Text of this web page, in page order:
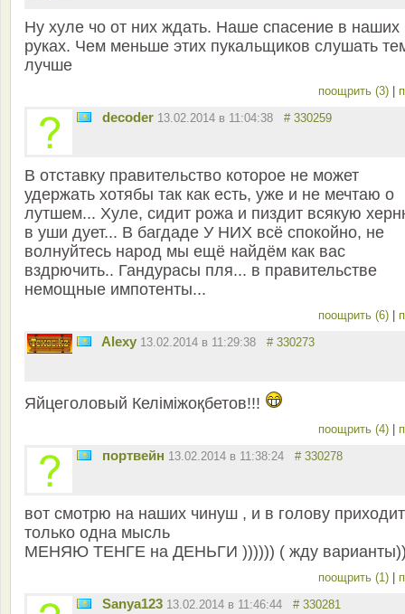
Ну хуле чо от них ждать. Наше спасение в наших
руках. Чем меньше этих пукальщиков слушать
лучше
поощрить (3)
decoder 13.02.2014 в 11:04:38 # 330259
В отставку правительство которое не может
удержать хотябы так как есть, уже и не мечтаю о
лутшем... Хуле, сидит рожа и пиздит всякую
в уши дует... В багдаде У НИХ всё спокойно, не
волнуйтесь народ мы ещё найдём как вас
вздрючить.. Гандурасы пля... в правительстве
немощные импотенты...
поощрить (6)
Alexy 13.02.2014 в 11:29:38 # 330273
Яйцеголовый Келіміжоқбетов!!!
поощрить (4)
портвейн 13.02.2014 в 11:38:24 # 330278
вот смотрю на наших чинуш , и в голову приходит
только одна мысль
МЕНЯЮ ТЕНГЕ на ДЕНЬГИ )))))) ( жду
поощрить (1)
Sanya123 13.02.2014 в 11:46:44 # 330281